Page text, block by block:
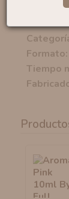
Marca:
Formato:
Tiempo